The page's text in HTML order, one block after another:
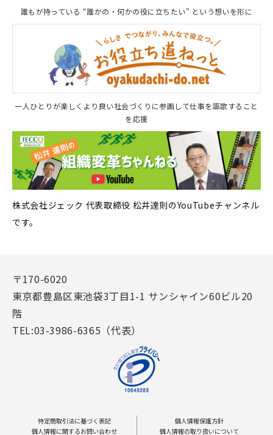
誰もが持っている “誰かの・何かの役に立ちたい” という想いを形に
一人ひとりが楽しくより良い社会づくりに参画して仕事を謳歌すること
を応援
株式会社ジェック 代表取締役 松井達則のYouTubeチャンネル
です。
〒170-6020
東京都豊島区東池袋3丁目1-1 サンシャイン60ビル20
階
TEL:03-3986-6365（代表）
特定商取引法に基づく表記
個人情報保護方針
個人情報に関するお問い合わせ
個人情報の取り扱いについて